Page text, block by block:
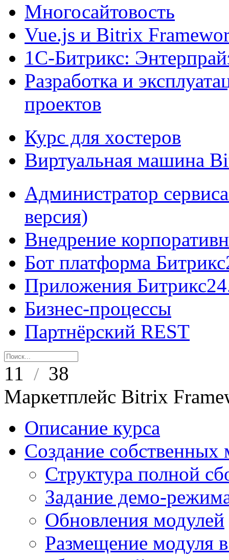
Многосайтовость
Vue.js и Bitrix
1С-Битрикс:
Разработка и
проектов
Курс для хостеров
Виртуальная машина
Администратор
версия)
Внедрение
Бот платформа
Приложения
Бизнес-процессы
Партнёрский REST
11 / 38
Маркетплейс Bitrix
Описание курса
Создание собственных
Структура полной
Задание демо-
Обновления модулей
Размещение модуля